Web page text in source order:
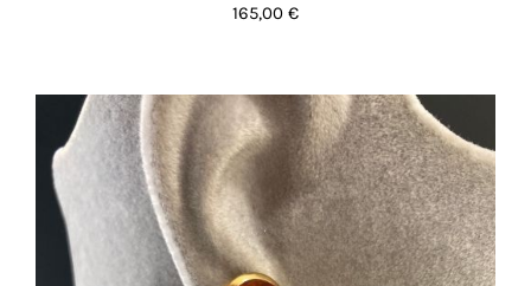
AGGIUNGI AL CARRELLO / DETTAGLI
165,00 €